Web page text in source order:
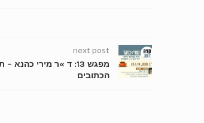
next post
מפגש 13: ד »ר מירי
הכתובים